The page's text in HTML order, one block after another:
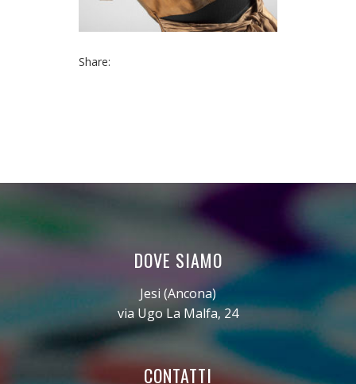
Share:
DOVE SIAMO
Jesi (Ancona)
via Ugo La Malfa, 24
CONTATTI